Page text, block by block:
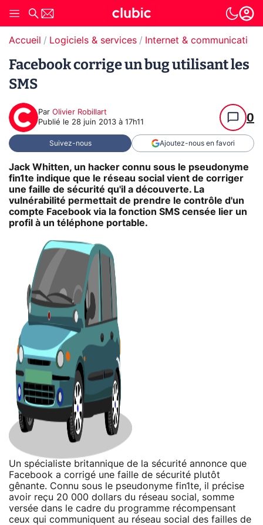
Accueil Logiciels & services Internet & communication
Facebook corrige un bug utilisant les
SMS
Par Olivier Robillart
Publié le 28 juin 2013 à 17h11 0
Suivez-nous Ajoutez-nous en favori
Jack Whitten, un hacker connu sous le pseudonyme
fin1te indique que le réseau social vient de corriger
une faille de sécurité qu'il a découverte. La
vulnérabilité permettait de prendre le contrôle d'un
compte Facebook via la fonction SMS censée lier un
profil à un téléphone portable.
Un spécialiste britannique de la sécurité annonce que
Facebook a corrigé une faille de sécurité plutôt
gênante. Connu sous le pseudonyme fin1te, il précise
avoir reçu 20 000 dollars du réseau social, somme
versée dans le cadre du programme récompensant
ceux qui communiquent au réseau social des failles de